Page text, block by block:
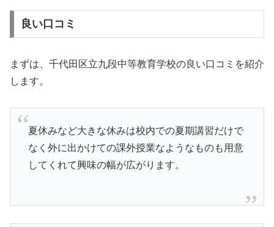
良い口コミ
まずは、千代田区立九段中等教育学校の良い口コミを紹介
します。
夏休みなど大きな休みは校内での夏期講習だけで
なく外に出かけての課外授業なようなものも用意
してくれて興味の幅が広がります。